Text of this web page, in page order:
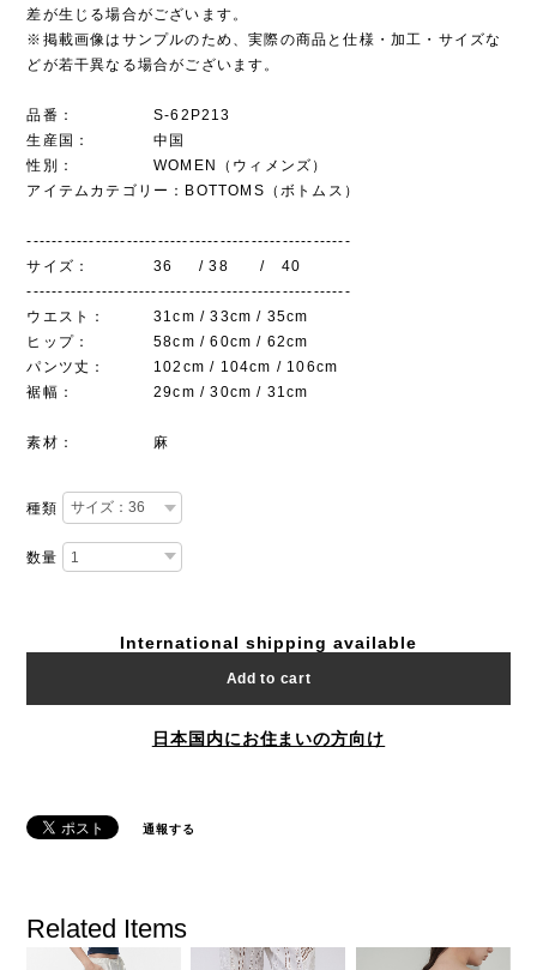
差が生じる場合がございます。
※掲載画像はサンプルのため、実際の商品と仕様・加工・サイズな
どが若干異なる場合がございます。
品番： S-62P213
生産国： 中国
性別： WOMEN（ウィメンズ）
アイテムカテゴリー：BOTTOMS（ボトムス）
----------------------------------------------------
サイズ： 36 / 38 / 40
----------------------------------------------------
ウエスト： 31cm / 33cm / 35cm
ヒップ： 58cm / 60cm / 62cm
パンツ丈： 102cm / 104cm / 106cm
裾幅： 29cm / 30cm / 31cm
素材： 麻
種類
数量
International shipping available
Add to cart
日本国内にお住まいの方向け
通報する
Related Items